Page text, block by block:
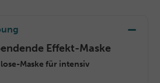
Effekt-Maske
Maske für intensiv